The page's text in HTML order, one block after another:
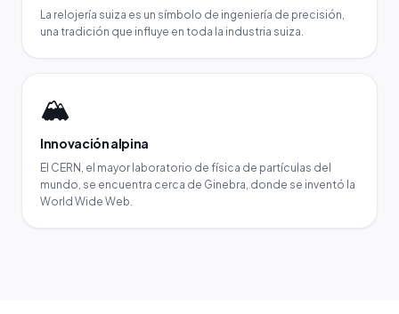
La relojería suiza es un símbolo de ingeniería de precisión,
una tradición que influye en toda la industria suiza.
🏔️
Innovación alpina
El CERN, el mayor laboratorio de física de partículas del
mundo, se encuentra cerca de Ginebra, donde se inventó la
World Wide Web.